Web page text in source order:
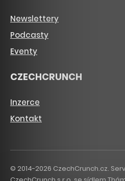
Newslettery
Podcasty
Eventy
CZECHCRUNCH
Inzerce
Kontakt
© 2014-2026 CzechCrunch.cz.